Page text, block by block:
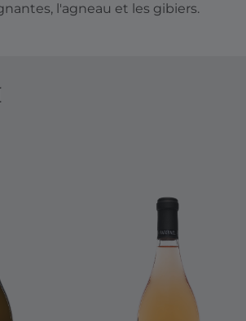
l'agneau et les gibiers.